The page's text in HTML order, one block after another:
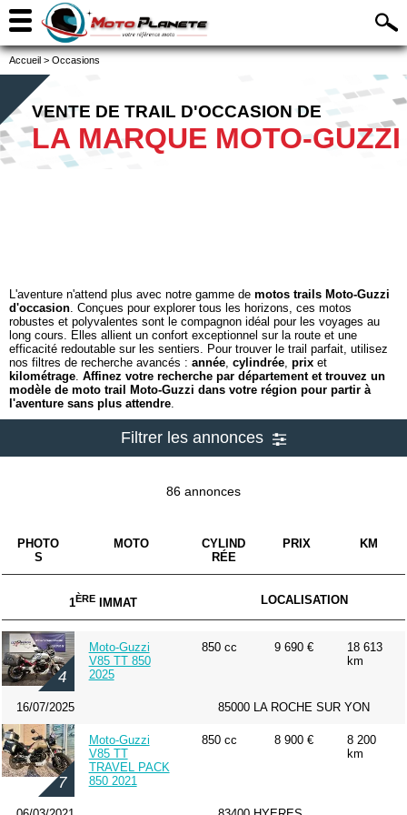
Accueil > Occasions
VENTE DE TRAIL D'OCCASION DE
LA MARQUE MOTO-GUZZI
L'aventure n'attend plus avec notre gamme de motos trails Moto-Guzzi
d'occasion. Conçues pour explorer tous les horizons, ces motos
robustes et polyvalentes sont le compagnon idéal pour les voyages au
long cours. Elles allient un confort exceptionnel sur la route et une
efficacité redoutable sur les sentiers. Pour trouver le trail parfait, utilisez
nos filtres de recherche avancés : année, cylindrée, prix et
kilométrage. Affinez votre recherche par département et trouvez un
modèle de moto trail Moto-Guzzi dans votre région pour partir à
l'aventure sans plus attendre.
Filtrer les annonces
86 annonces
PHOTO
S
MOTO
CYLIND
RÉE
PRIX KM
1ÈREIMMAT LOCALISATION
4
Moto-Guzzi
V85 TT 850
2025
850 cc 9 690 €
18 613
km
16/07/2025 85000 LA ROCHE SUR YON
7
Moto-Guzzi
V85 TT
TRAVEL PACK
850 2021
850 cc 8 900 €
8 200
km